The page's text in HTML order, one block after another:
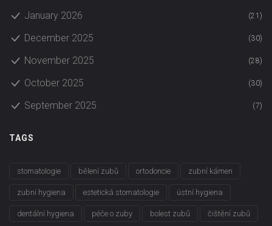
January 2026 (21)
December 2025 (30)
November 2025 (28)
October 2025 (30)
September 2025 (7)
TAGS
stomatologie bělení zubů ortodoncie zubní kámen
zubní hygiena estetická stomatologie ústní hygiena
dentální hygiena péče o zuby bolest zubů čištění zubů